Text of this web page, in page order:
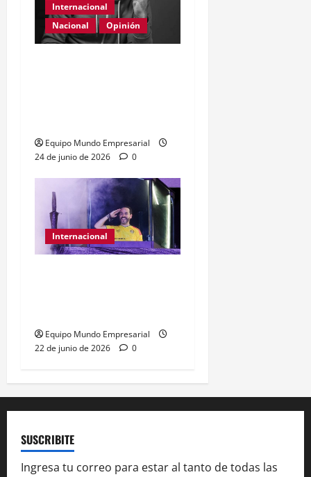
Internacional
Nacional
Opinión
Equipo Mundo Empresarial
24 de junio de 2026
0
Internacional
Equipo Mundo Empresarial
22 de junio de 2026
0
SUSCRIBITE
Ingresa tu correo para estar al tanto de todas las